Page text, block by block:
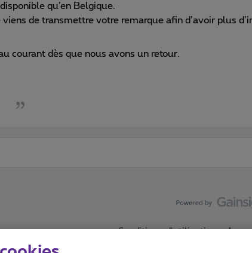
qu’en Belgique.
viens de transmettre votre remarque afin d’avoir plus
courant dès que nous avons un retour.
Conditions d'utilisation